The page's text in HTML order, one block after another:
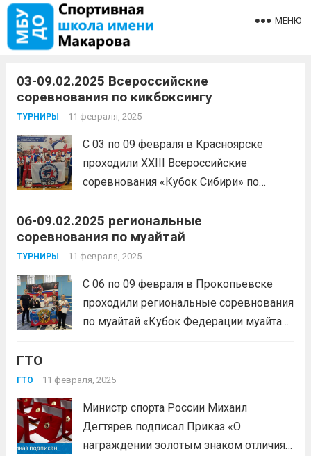
МЕНЮ
03-09.02.2025 Всероссийские
соревнования по кикбоксингу
ТУРНИРЫ 11 февраля, 2025
С 03 по 09 февраля в Красноярске
проходили XXIII Всероссийские
соревнования «Кубок Сибири» по
контакт», «лоу-кик», «лайт-контакт» и
«поинтфайтинг».1 место — Беляева
Мария2 место — Фомин Кирилл3 место
— Добровольский Егор, Зубаиров
Роман, Сердцев Богдан, Филиппов
ИванПодготовил...
Читать дальше
06-09.02.2025 региональные
соревнования по муайтай
ТУРНИРЫ 11 февраля, 2025
С 06 по 09 февраля в Прокопьевске
проходили региональные соревнования
по муайтай «Кубок Федерации муайтай
(тренер Божко С.А.), Кондратова Софья
Шаронов Никита, Власов Савелий
(тренер...Читать дальше
ГТО
ГТО 11 февраля, 2025
Министр спорта России Михаил
Дегтярев подписал Приказ «О
награждении золотым знаком отличия